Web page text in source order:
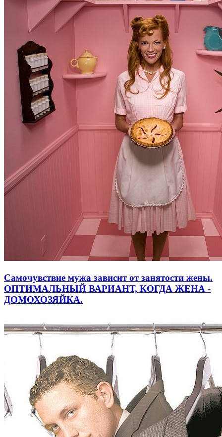
Самочувствие мужа зависит от занятости жены.
ОПТИМАЛЬНЫЙ ВАРИАНТ, КОГДА ЖЕНА -
ДОМОХОЗЯЙКА.